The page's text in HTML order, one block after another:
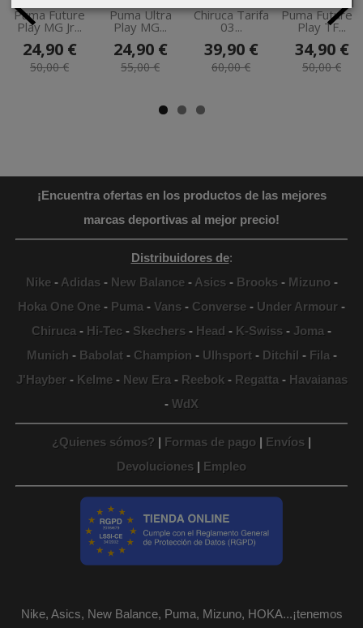
Puma Future
Play MG Jr...
24,90 €
50,00 €
Puma Ultra
Play MG...
24,90 €
55,00 €
Chiruca Tarifa
03...
39,90 €
60,00 €
Puma Future 7
Play TF...
34,90 €
50,00 €
¡Encuentra ofertas en los productos de las mejores
marcas deportivas al mejor precio!
Distribuidores de:
Nike- Adidas- New Balance- Asics- Brooks- Mizuno-
Hoka One One - Puma - Vans - Converse - Under Armour -
Chiruca - Hi-Tec - Skechers - Head - K-Swiss - Joma -
Munich - Babolat- Champion - Ulhsport- Ditchil - Fila-
J'Hayber- Kelme- New Era- Reebok- Regatta- Havaianas
- WdX
¿Quienes sómos? Formas de pago Envíos
Devoluciones
Empleo
Nike, Asics, New Balance, Puma, Mizuno, HOKA...¡tenemos